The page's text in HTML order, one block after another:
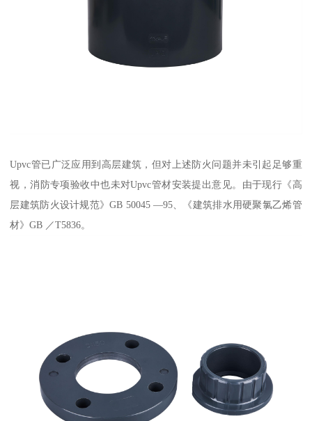
Upvc管已广泛应用到高层建筑，但对上述防火问题并未引起足够重
视，消防专项验收中也未对Upvc管材安装提出意见。由于现行《高
层建筑防火设计规范》GB 50045 —95、《建筑排水用硬聚氯乙烯管
材》GB ／T5836。